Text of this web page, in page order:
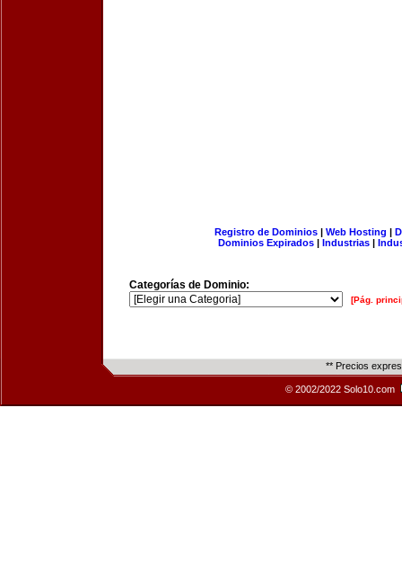
Registro de Dominios| Web Hosting |
Dominios Expirados | Industrias |
Categorías de Dominio:
[Pág.
** Precios
© 2002/2022 Solo10.com